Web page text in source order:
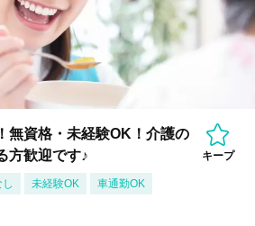
無資格・未経験OK！介護の
方歓迎です♪
キープ
未経験OK 車通勤OK